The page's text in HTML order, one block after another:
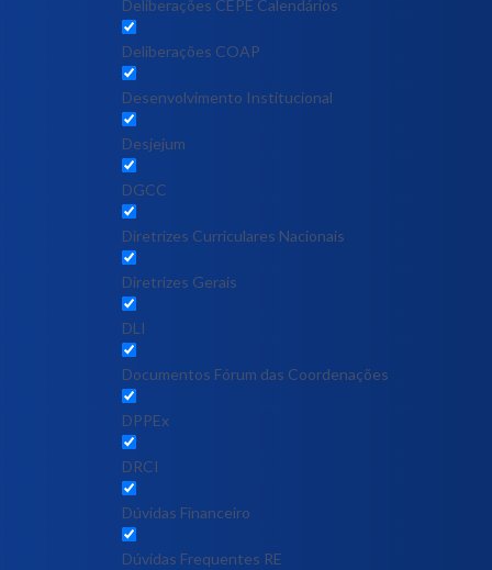
Deliberações CEPE Calendários
Deliberações COAP
Desenvolvimento Institucional
Desjejum
DGCC
Diretrizes Curriculares Nacionais
Diretrizes Gerais
DLI
Documentos Fórum das Coordenações
DPPEx
DRCI
Dúvidas Financeiro
Dúvidas Frequentes RE